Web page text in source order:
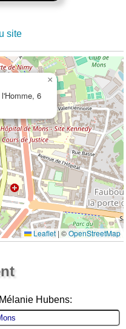
site
6
×
Leaflet | ©OpenStreetMap
Hubens: